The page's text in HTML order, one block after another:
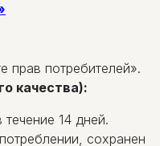
прав потребителей».
качества):
14 дней.
сохранен